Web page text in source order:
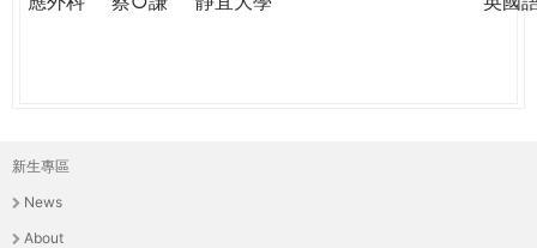
主
選
新生專區
News
About